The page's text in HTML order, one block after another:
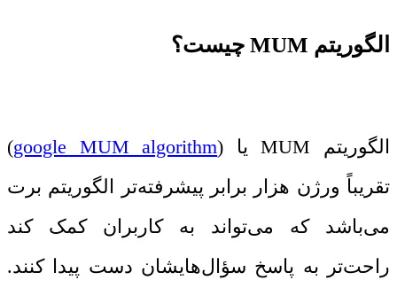
الگوریتم MUM چیست؟
الگوریتم MUM یا ( google MUM algorithm
)
تقریباً ورژن هزار برابر پیشرفته‌تر الگوریتم برت
می‌باشد که می‌تواند به کاربران کمک کند
راحت‌تر به پاسخ سؤال‌هایشان دست پیدا کنند.